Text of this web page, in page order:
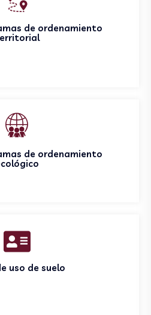
de ordenamiento
de ordenamiento
uso de suelo